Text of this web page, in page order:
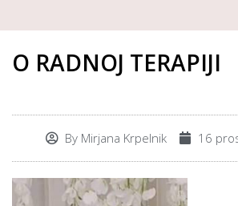
O RADNOJ TERAPIJI
ByMirjana Krpelnik 16